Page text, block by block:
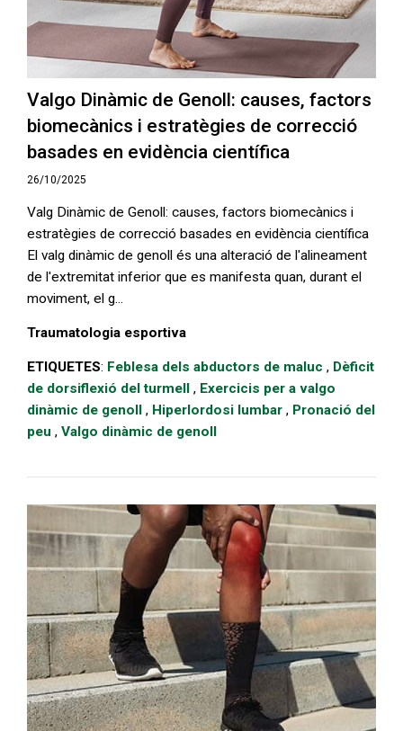
Valgo Dinàmic de Genoll: causes, factors
biomecànics i estratègies de correcció
basades en evidència científica
26/10/2025
Valg Dinàmic de Genoll: causes, factors biomecànics i
estratègies de correcció basades en evidència científica
El valg dinàmic de genoll és una alteració de l'alineament
de l'extremitat inferior que es manifesta quan, durant el
moviment, el g...
Traumatologia esportiva
ETIQUETES: Feblesa dels abductors de maluc , Dèficit
de dorsiflexió del turmell , Exercicis per a valgo
dinàmic de genoll , Hiperlordosi lumbar , Pronació del
peu , Valgo dinàmic de genoll